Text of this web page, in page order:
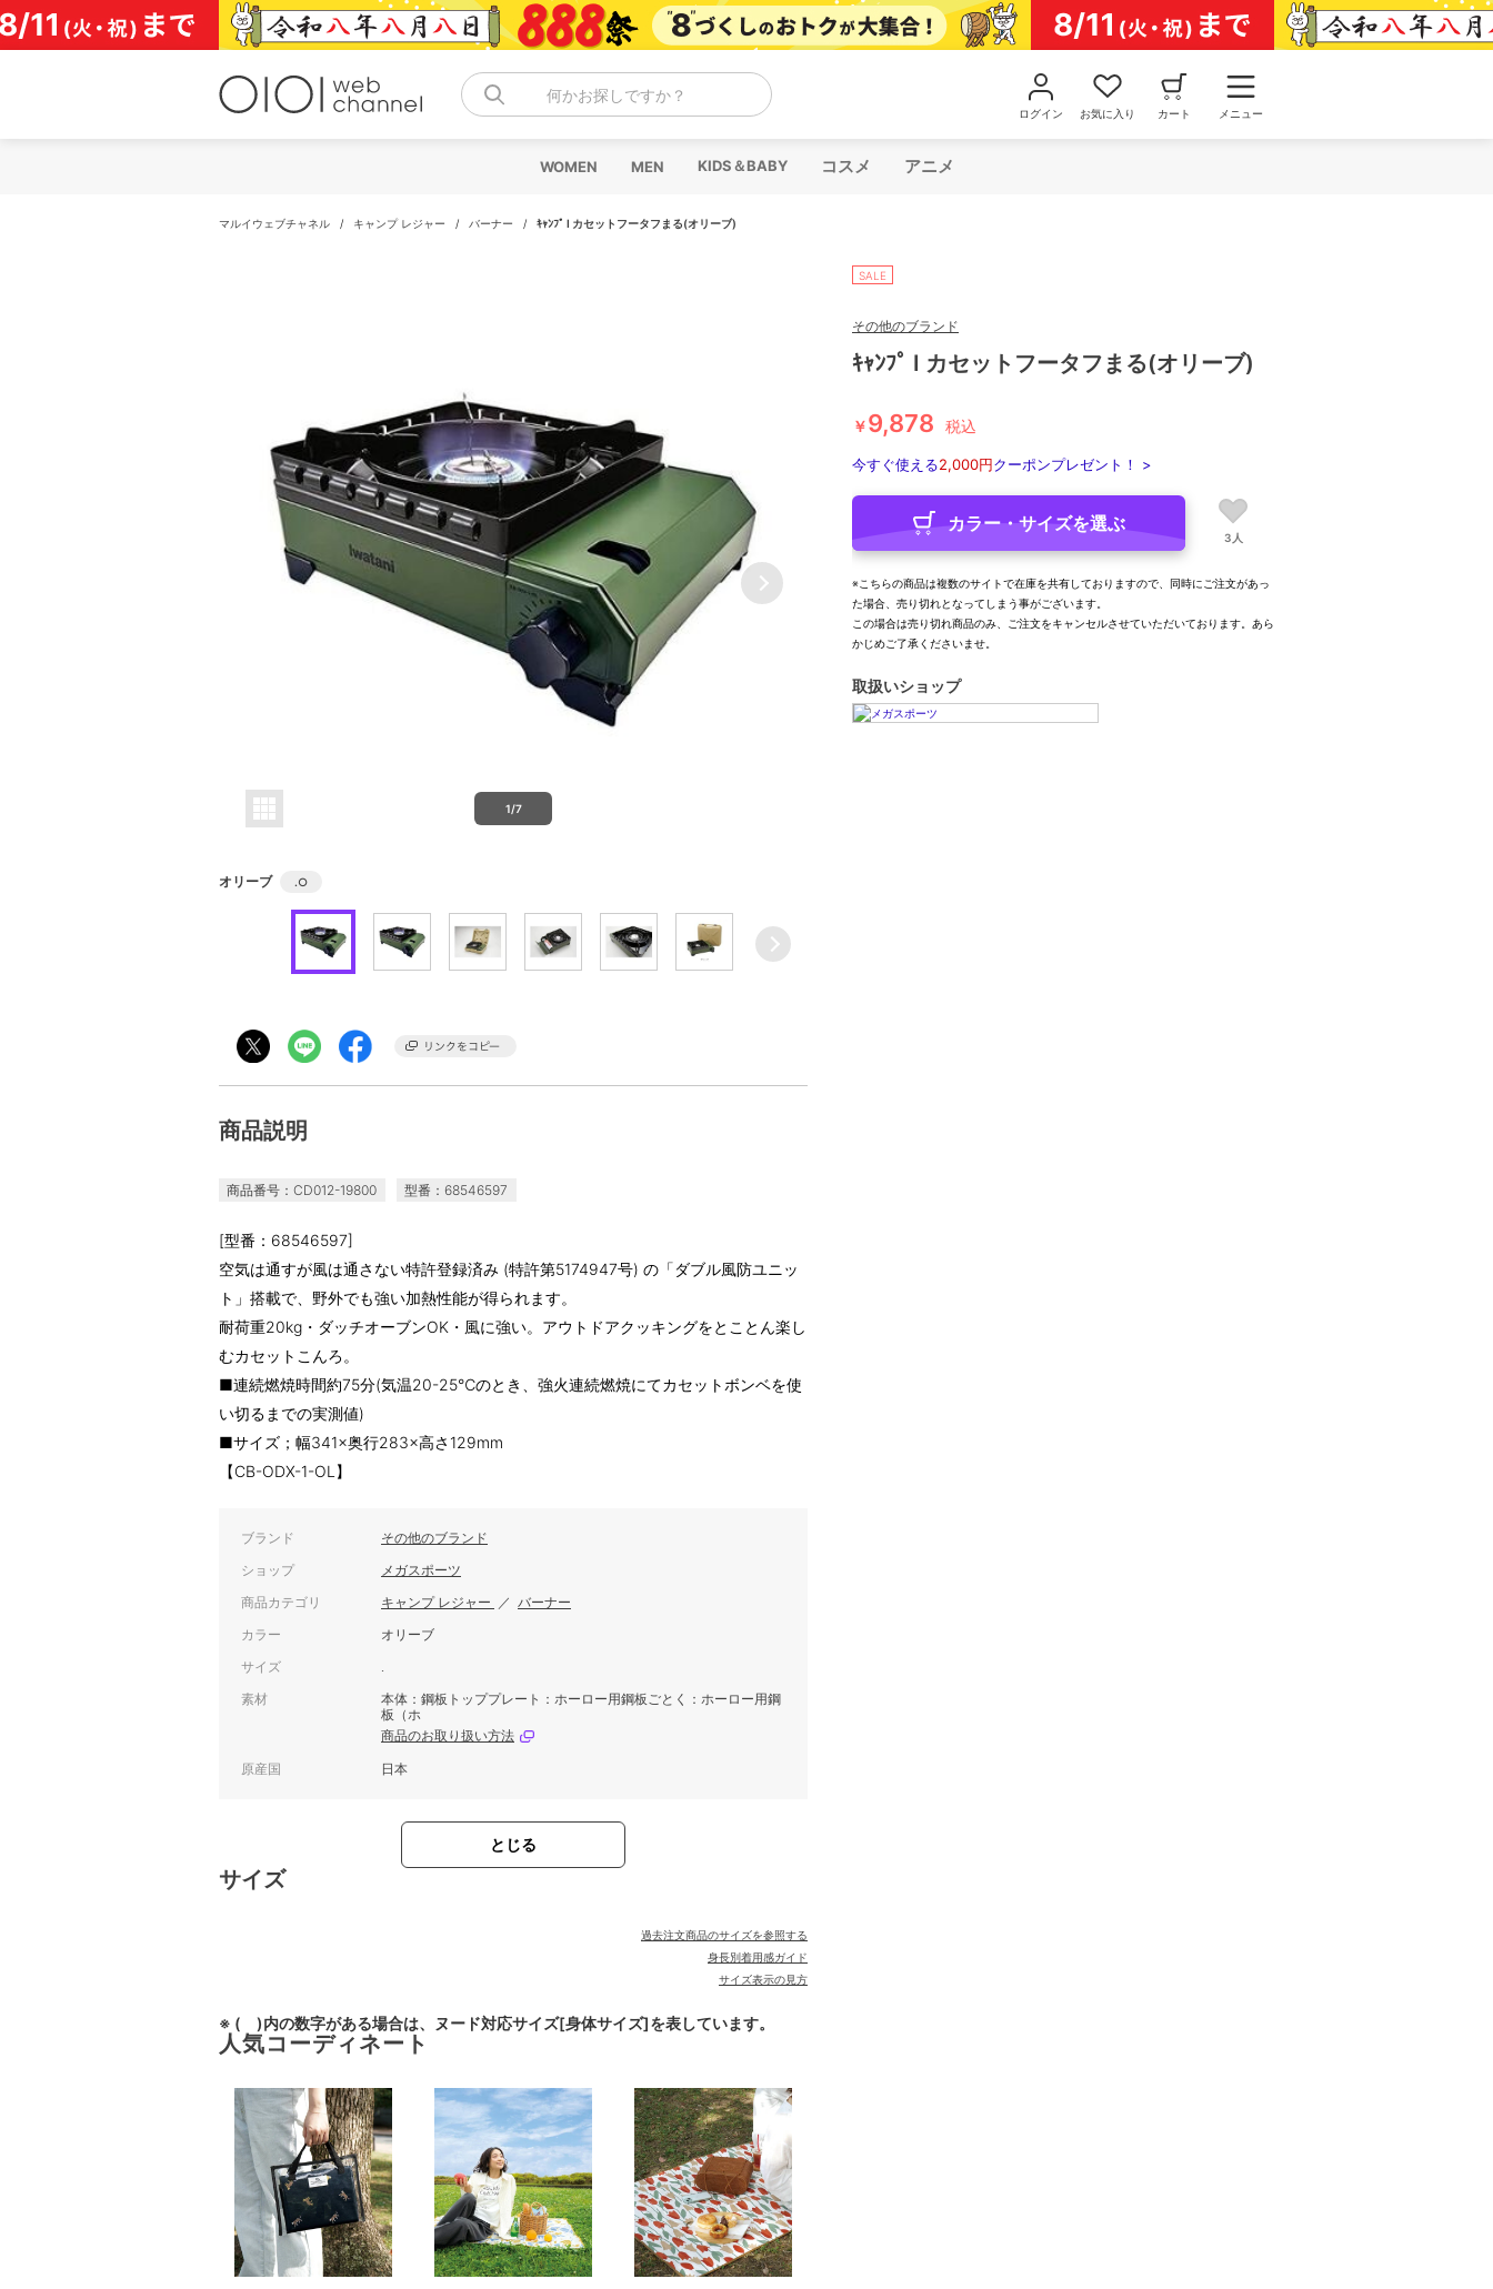
コ
ン
テ
何かお探しですか？
ログイン お気に入り カート メニュー
WOMEN MEN KIDS＆BABY コスメ アニメ
マルイウェブチャネル / キャンプ レジャー / バーナー / ｷｬﾝﾌﾟ I カセットフータフまる(オリーブ)
1/7
オリーブ .○
商品説明
商品番号：CD012-19800 型番：68546597
[型番：68546597]
空気は通すが風は通さない特許登録済み (特許第5174947号) の「ダブル風防ユニッ
ト」搭載で、野外でも強い加熱性能が得られます。
耐荷重20kg・ダッチオーブンOK・風に強い。アウトドアクッキングをとことん楽し
むカセットこんろ。
■連続燃焼時間約75分(気温20-25℃のとき、強火連続燃焼にてカセットボンベを使
い切るまでの実測値)
■サイズ；幅341×奥行283×高さ129mm
【CB-ODX-1-OL】
ブランド その他のブランド
ショップ メガスポーツ
商品カテゴリ キャンプ レジャー ／ バーナー
カラー オリーブ
サイズ .
素材
本体：鋼板トッププレート：ホーロー用鋼板ごとく：ホーロー用鋼
板（ホ
商品のお取り扱い方法
原産国 日本
とじる
サイズ
過去注文商品のサイズを参照する
身長別着用感ガイド
サイズ表示の見方
※ ( )内の数字がある場合は、ヌード対応サイズ[身体サイズ]を表しています。
人気コーディネート
SALE
その他のブランド
ｷｬﾝﾌﾟ I カセットフータフまる(オリーブ)
￥9,878 税込
今すぐ使える2,000円クーポンプレゼント！ >
カラー・サイズを選ぶ
3人
※こちらの商品は複数のサイトで在庫を共有しておりますので、同時にご注文があっ
た場合、売り切れとなってしまう事がございます。
この場合は売り切れ商品のみ、ご注文をキャンセルさせていただいております。あら
かじめご了承くださいませ。
取扱いショップ